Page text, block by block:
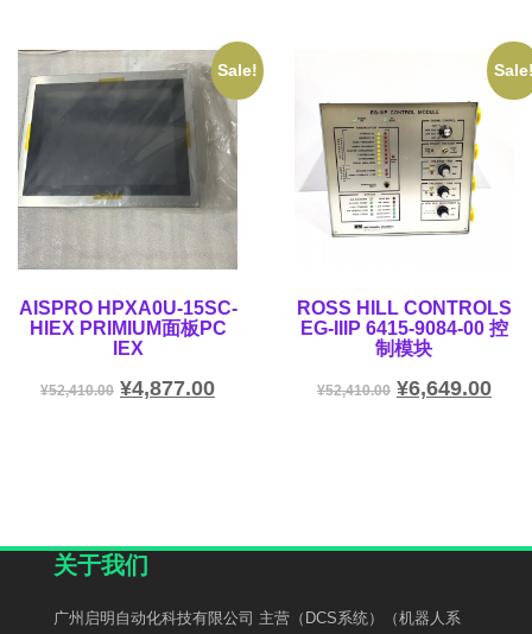
Sale!
AISPRO HPXA0U-15SC-
HIEX PRIMIUM面板PC
IEX
¥52,410.00 ¥4,877.00
ROSS HILL CONTROLS
EG-IIIP 6415-9084-00 控
制模块
¥52,410.00 ¥6,649.00
关于我们
广州启明自动化科技有限公司 主营（DCS系统）（机器人系